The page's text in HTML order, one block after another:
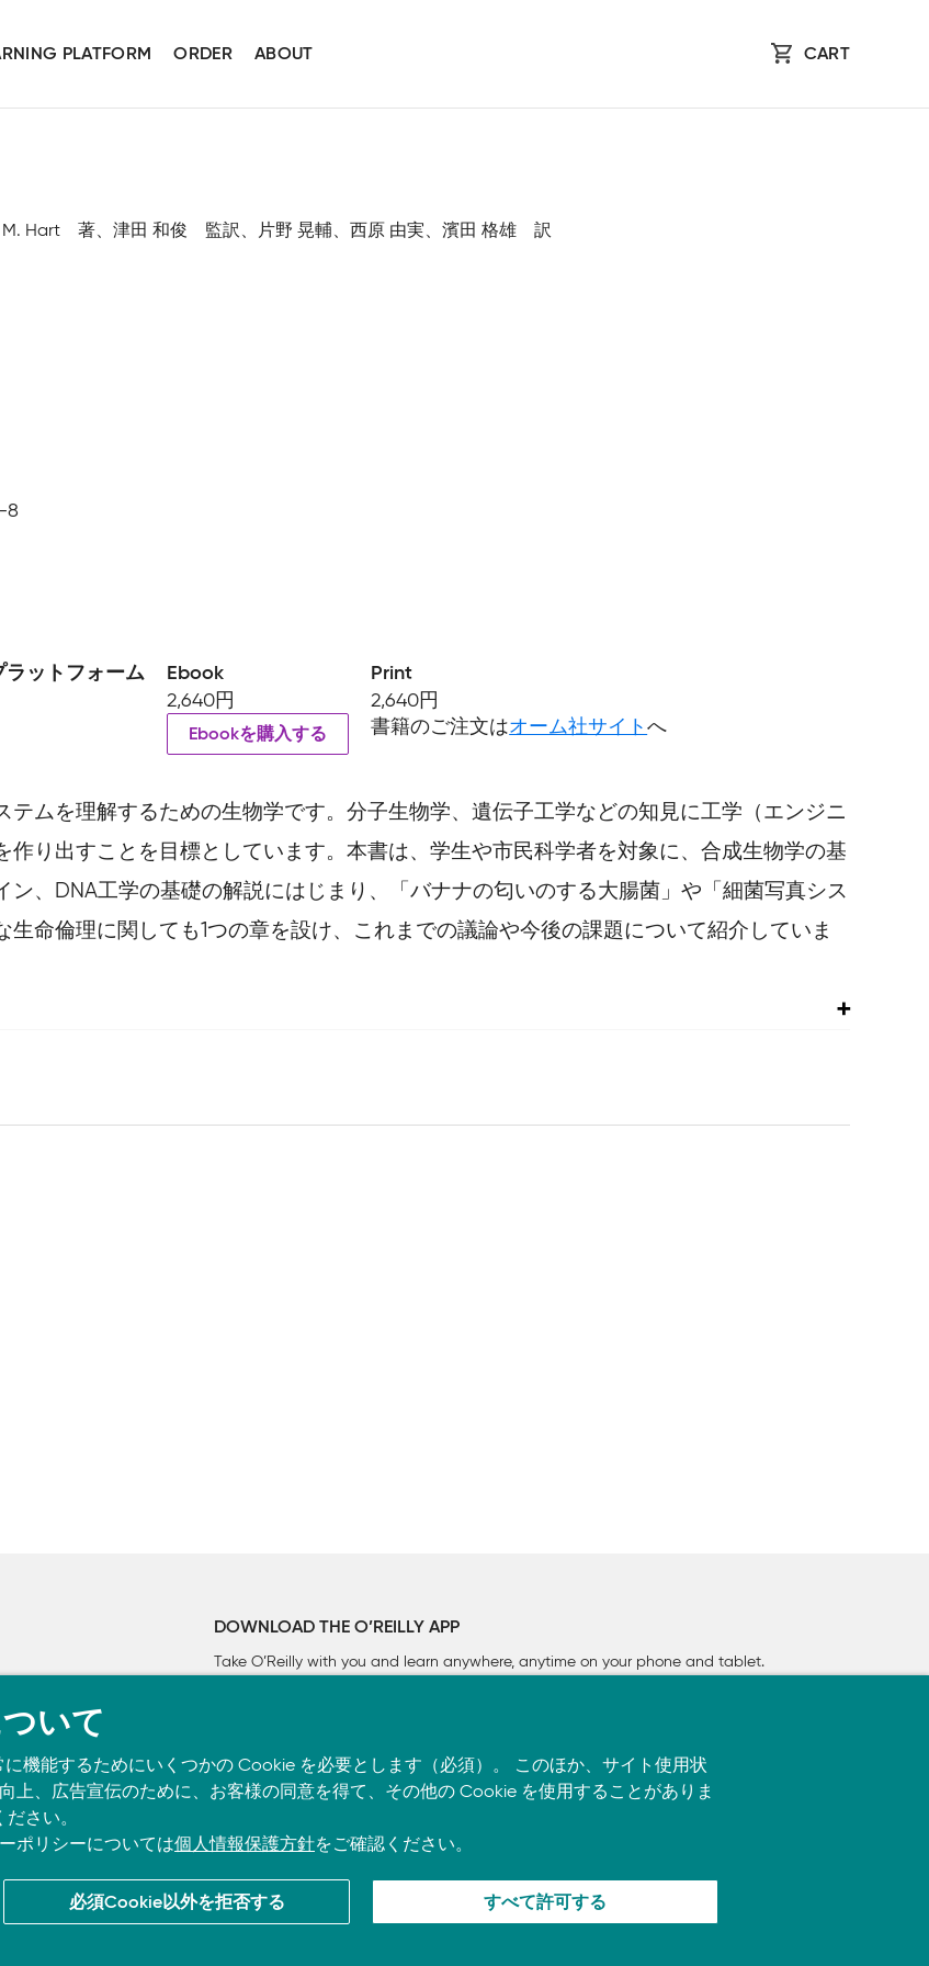
PLATFORM ORDER ABOUT CART
M. Hart 著、津田 和俊 監訳、片野 晃輔、西原 由実、濱田 格雄 訳
8
ラットフォーム Ebook
2,640円
Ebookを購入する
Print
2,640円
書籍のご注文はオーム社サイトへ
ムを理解するための生物学です。分子生物学、遺伝子工学などの知見に工学（エンジニ
り出すことを目標としています。本書は、学生や市民科学者を対象に、合成生物学の基
、DNA工学の基礎の解説にはじまり、「バナナの匂いのする大腸菌」や「細菌写真シス
命倫理に関しても1つの章を設け、これまでの議論や今後の課題について紹介していま
DOWNLOAD THE O’REILLY APP
Take O’Reilly with you and learn anywhere, anytime on your phone and tablet.
ードマークおよび登録商標は、それぞれの所有者に帰属します。
いて
機能するためにいくつかの Cookie を必要とします（必須）。 このほか、サイト使用状
上、広告宣伝のために、お客様の同意を得て、その他の Cookie を使用することがありま
さい。
ポリシーについては個人情報保護方針をご確認ください。
必須Cookie以外を拒否する すべて許可する